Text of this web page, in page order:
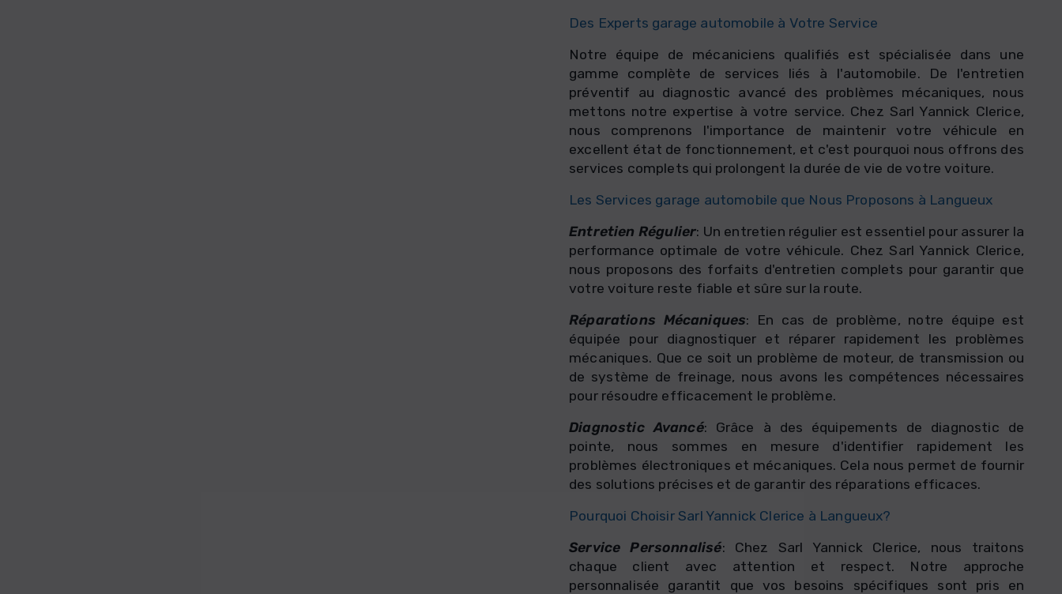
Des Experts garage automobile à Votre Service
Notre équipe de mécaniciens qualifiés est spécialisée dans une
gamme complète de services liés à l'automobile. De l'entretien
préventif au diagnostic avancé des problèmes mécaniques, nous
mettons notre expertise à votre service. Chez Sarl Yannick Clerice,
nous comprenons l'importance de maintenir votre véhicule en
excellent état de fonctionnement, et c'est pourquoi nous offrons des
services complets qui prolongent la durée de vie de votre voiture.
Les Services garage automobile que Nous Proposons à Langueux
Entretien Régulier: Un entretien régulier est essentiel pour assurer la
performance optimale de votre véhicule. Chez Sarl Yannick Clerice,
nous proposons des forfaits d'entretien complets pour garantir que
votre voiture reste fiable et sûre sur la route.
Réparations Mécaniques: En cas de problème, notre équipe est
équipée pour diagnostiquer et réparer rapidement les problèmes
mécaniques. Que ce soit un problème de moteur, de transmission ou
de système de freinage, nous avons les compétences nécessaires
pour résoudre efficacement le problème.
Diagnostic Avancé: Grâce à des équipements de diagnostic de
pointe, nous sommes en mesure d'identifier rapidement les
problèmes électroniques et mécaniques. Cela nous permet de fournir
des solutions précises et de garantir des réparations efficaces.
Pourquoi Choisir Sarl Yannick Clerice à Langueux?
Service Personnalisé: Chez Sarl Yannick Clerice, nous traitons
chaque client avec attention et respect. Notre approche
personnalisée garantit que vos besoins spécifiques sont pris en